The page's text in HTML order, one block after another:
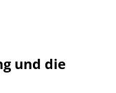
und die